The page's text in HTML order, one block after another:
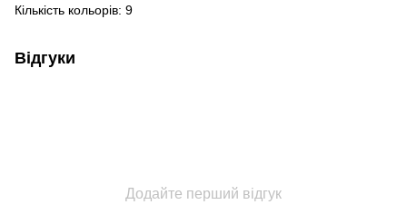
Кількість кольорів: 9
Відгуки
Додайте перший відгук